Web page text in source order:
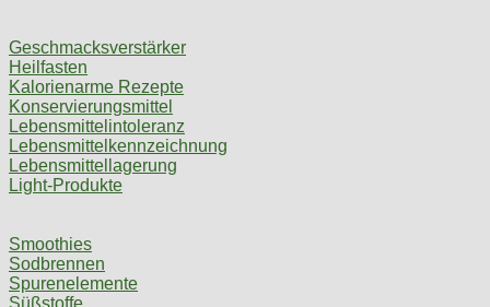
Geschmacksverstärker
Heilfasten
Kalorienarme Rezepte
Konservierungsmittel
Lebensmittelintoleranz
Lebensmittelkennzeichnung
Lebensmittellagerung
Light-Produkte
Smoothies
Sodbrennen
Spurenelemente